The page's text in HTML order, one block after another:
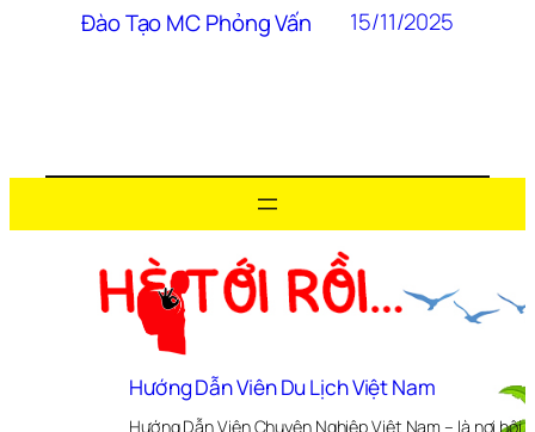
Đào Tạo MC Phỏng Vấn 15/11/2025
Hướng Dẫn Viên Du Lịch Việt Nam
Hướng Dẫn Viên Chuyên Nghiệp Việt Nam – là nơi hội